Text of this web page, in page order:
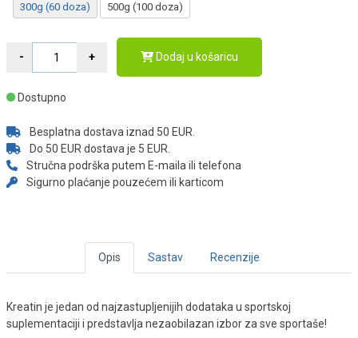
300g (60 doza) 500g (100 doza)
Dodaj u košaricu
Dostupno
Besplatna dostava iznad 50 EUR.
Do 50 EUR dostava je 5 EUR.
Stručna podrška putem E-maila ili telefona
Sigurno plaćanje pouzećem ili karticom
Opis Sastav Recenzije
Kreatin je jedan od najzastupljenijih dodataka u sportskoj
suplementaciji i predstavlja nezaobilazan izbor za sve sportaše!